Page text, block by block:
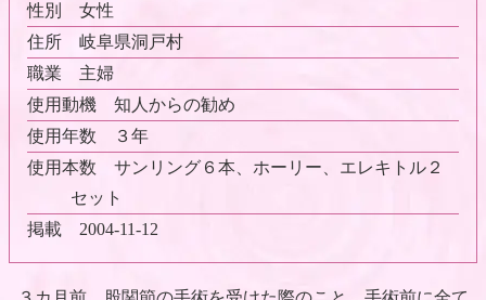
性別
女性
住所
岐阜県洞戸村
職業
主婦
使用動機
知人からの勧め
使用年数
３年
使用本数
サンリング６本、ホーリー、エレキトル２
セット
掲載
2004-11-12